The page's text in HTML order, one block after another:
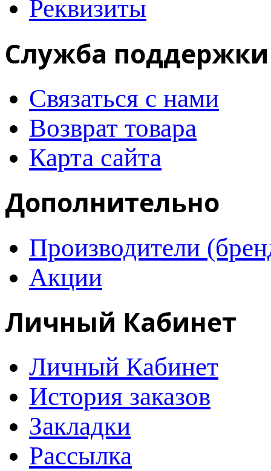
Реквизиты
Служба поддержки
Связаться с нами
Возврат товара
Карта сайта
Дополнительно
Производители
Акции
Личный Кабинет
Личный Кабинет
История заказов
Закладки
Рассылка